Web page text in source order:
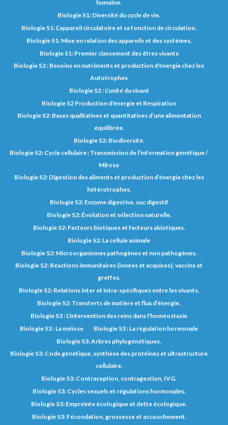
humaine.
Biologie S1: Diversité du cycle de vie.
Biologie S1: L’appareil circulatoire et sa fonction de circulation.
Biologie S1: Mise en relation des appareils et des systèmes.
Biologie S1: Premier classement des êtres vivants
Biologie S2 : Besoins en nutriments et production d'énergie chez les
Autotrophes
Biologie S2 : L'unité du vivant
Biologie S2 Production d'énergie et Respiration
Biologie S2: Bases qualitatives et quantitatives d’une alimentation
équilibrée.
Biologie S2: Biodiversité.
Biologie S2: Cycle cellulaire ; Transmission de l’information génétique /
Mitose
Biologie S2: Digestion des aliments et production d’énergie chez les
hétérotrophes.
Biologie S2: Enzyme digestive, suc digestif
Biologie S2: Évolution et sélection naturelle.
Biologie S2: Facteurs biotiques et facteurs abiotiques.
Biologie S2: La cellule animale
Biologie S2: Microorganismes pathogènes et non pathogènes.
Biologie S2: Réactions immunitaires (innées et acquises), vaccins et
greffes.
Biologie S2: Relations inter et intra-spécifiques entre les vivants.
Biologie S2: Transferts de matière et flux d’énergie.
Biologie S3 : L'intervention des reins dans l'homéostasie
Biologie S3 : La méiose
Biologie S3 : La régulation hormonale
Biologie S3: Arbres phylogénétiques.
Biologie S3: Code génétique, synthèse des protéines et ultrastructure
cellulaire.
Biologie S3: Contraception, contragestion, IVG.
Biologie S3: Cycles sexuels et régulations hormonales.
Biologie S3: Empreinte écologique et dette écologique.
Biologie S3: Fécondation, grossesse et accouchement.